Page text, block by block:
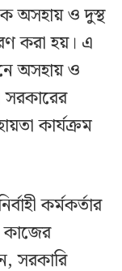
অসহায় ও দুস্থ
করা হয়। এ
অসহায় ও
সরকারের
কার্যক্রম
কর্মকর্তার
কাজের
সরকারি